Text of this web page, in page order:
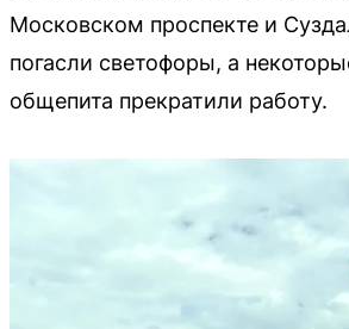
Московском проспекте и
погасли светофоры, а
общепита прекратили работу.